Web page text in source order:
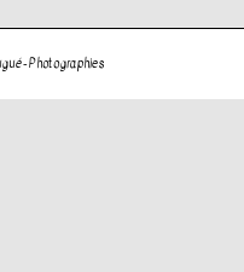
- Photographies